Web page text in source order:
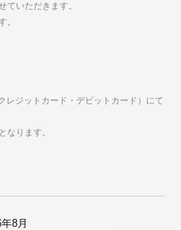
ていただきます。
。
ジットカード・デビットカード）にて
となります。
8月